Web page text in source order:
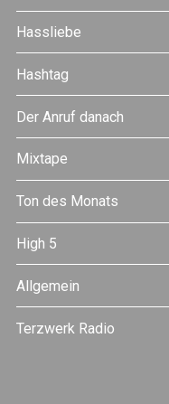
Hassliebe
Hashtag
Der Anruf danach
Mixtape
Ton des Monats
High 5
Allgemein
Terzwerk Radio